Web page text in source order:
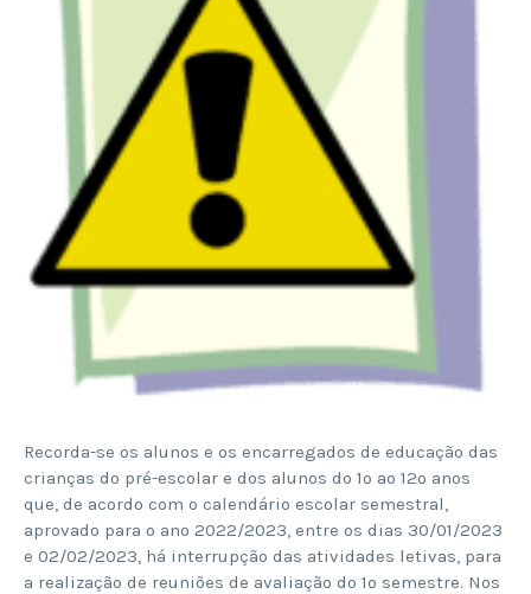
Recorda-se os alunos e os encarregados de educação das
crianças do pré-escolar e dos alunos do 1º ao 12º anos
que, de acordo com o calendário escolar semestral,
aprovado para o ano 2022/2023, entre os dias 30/01/2023
e 02/02/2023, há interrupção das atividades letivas, para
a realização de reuniões de avaliação do 1º semestre. Nos